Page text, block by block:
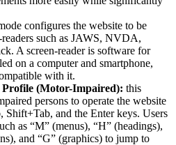
configures the website to be
such as JAWS, NVDA,
A screen-reader is software for
on a computer and smartphone,
with it.
(Motor-Impaired): this
persons to operate the website
Shift+Tab, and the Enter keys. Users
as “M” (menus), “H” (headings),
and “G” (graphics) to jump to